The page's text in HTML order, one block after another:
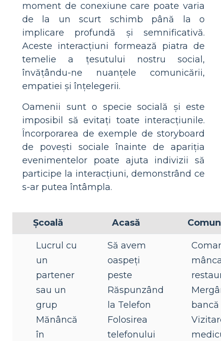
moment de conexiune care poate varia
de la un scurt schimb până la o
implicare profundă și semnificativă.
Aceste interacțiuni formează piatra de
temelie a țesutului nostru social,
învățându-ne nuanțele comunicării,
empatiei și înțelegerii.
Oamenii sunt o specie socială și este
imposibil să evitați toate interacțiunile.
Încorporarea de exemple de storyboard
de povești sociale înainte de apariția
evenimentelor poate ajuta indivizii să
participe la interacțiuni, demonstrând ce
s-ar putea întâmpla.
Şcoală Acasă
Lucrul cu
un
partener
sau un
grup
Mănâncă
în
Să avem
oaspeți
peste
Răspunzând
la Telefon
Folosirea
telefonului
bancă